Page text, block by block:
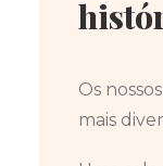
Os
mais